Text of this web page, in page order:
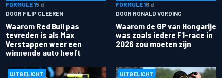
FORMULE 15 d
DOOR FILIP CLEEREN
Waarom Red Bull pas
tevreden is als Max
Verstappen weer een
winnende auto heeft
FORMULE 16 d
DOOR RONALD VORDING
Waarom de GP van Hongarije
was zoals iedere F1-race in
2026 zou moeten zijn
UITGELICHT UITGELICHT